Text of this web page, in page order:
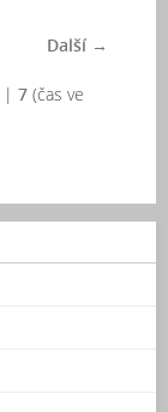
Další →
| 7 (čas ve